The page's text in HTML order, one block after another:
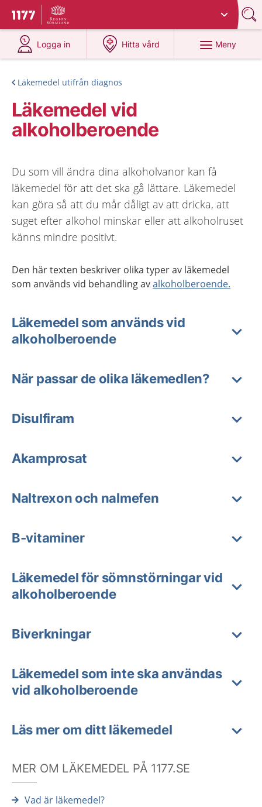
Till startsidan för 1177
Du har valt region
Logga in
på 1177.se
Hitta vård
på 1177.se
Meny
Läkemedel utifrån diagnos
Läkemedel vid
alkoholberoende
Du som vill ändra dina alkoholvanor kan få
läkemedel för att det ska gå lättare. Läkemedel
kan göra så att du mår dåligt av att dricka, att
suget efter alkohol minskar eller att alkoholruset
känns mindre positivt.
Den här texten beskriver olika typer av läkemedel
som används vid behandling avalkoholberoende.
Läkemedel som används vid
alkoholberoende
När passar de olika läkemedlen?
Disulfiram
Akamprosat
Naltrexon och nalmefen
B-vitaminer
Läkemedel för sömnstörningar vid
alkoholberoende
Biverkningar
Läkemedel som inte ska användas
vid alkoholberoende
Läs mer om ditt läkemedel
MER OM LÄKEMEDEL PÅ 1177.SE
Vad är läkemedel?